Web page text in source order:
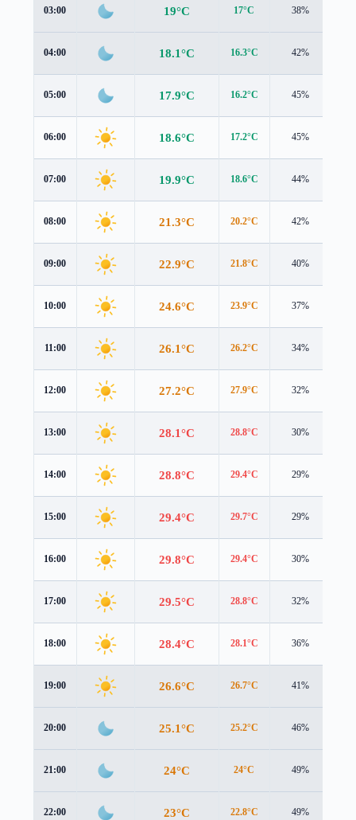
03:00 19°C 17°C 38%
04:00 18.1°C 16.3°C 42%
05:00 17.9°C 16.2°C 45%
06:00 18.6°C 17.2°C 45%
07:00 19.9°C 18.6°C 44%
08:00 21.3°C 20.2°C 42%
09:00 22.9°C 21.8°C 40%
10:00 24.6°C 23.9°C 37%
11:00 26.1°C 26.2°C 34%
12:00 27.2°C 27.9°C 32%
13:00 28.1°C 28.8°C 30%
14:00 28.8°C 29.4°C 29%
15:00 29.4°C 29.7°C 29%
16:00 29.8°C 29.4°C 30%
17:00 29.5°C 28.8°C 32%
18:00 28.4°C 28.1°C 36%
19:00 26.6°C 26.7°C 41%
20:00 25.1°C 25.2°C 46%
21:00 24°C 24°C 49%
22:00 23°C 22.8°C 49%